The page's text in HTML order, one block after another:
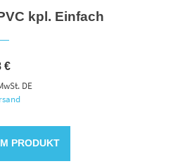
kpl. Einfach
€
DE
PRODUKT